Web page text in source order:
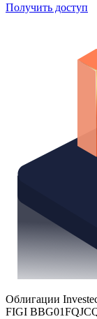
Получить доступ
Облигации
FIGI